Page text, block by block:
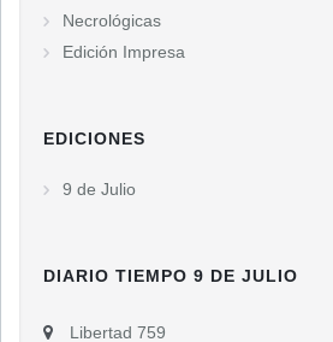
Necrológicas
Edición Impresa
EDICIONES
9 de Julio
DIARIO TIEMPO 9 DE JULIO
Libertad 759